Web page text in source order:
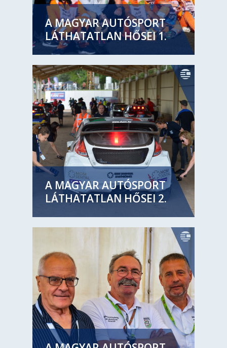
A MAGYAR AUTÓSPORT
LÁTHATATLAN HŐSEI 1.
A MAGYAR AUTÓSPORT
LÁTHATATLAN HŐSEI 2.